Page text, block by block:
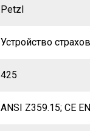
Petzl
Устройство
425
ANSI Z359.15; CE